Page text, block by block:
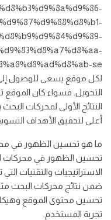
لكل موقع يسعى للوصول
التحويل. فسواء كان الموقع
النتائج الأولى لمحركات
أعلى لتحقيق الأهداف
ما هو تحسين الظهور في
الاستراتيجيات والتقنيات
تحسين محتوى الموقع وهيكله
تجربة المستخدم.